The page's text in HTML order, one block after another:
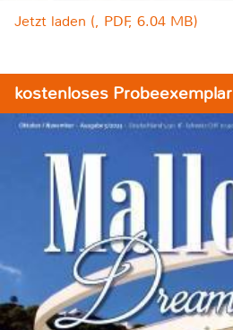
Jetzt laden (, PDF, 6.04 MB)
kostenloses Probeexemplar